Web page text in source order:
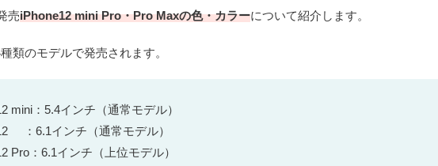
売iPhone12 mini Pro・Pro Maxの色・カラーについて紹介します。
類のモデルで発売されます。
mini：5.4インチ（通常モデル）
：6.1インチ（通常モデル）
Pro：6.1インチ（上位モデル）